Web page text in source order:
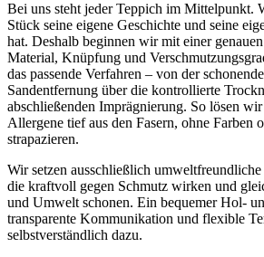
Bei uns steht jeder Teppich im Mittelpunkt.
Stück seine eigene Geschichte und seine
hat. Deshalb beginnen wir mit einer
Material, Knüpfung und
das passende Verfahren – von der
Sandentfernung über die kontrollierte
abschließenden Imprägnierung. So lösen
Allergene tief aus den Fasern, ohne Farben
strapazieren.
Wir setzen ausschließlich
die kraftvoll gegen Schmutz wirken und
und Umwelt schonen. Ein bequemer Hol-
transparente Kommunikation und flexible
selbstverständlich dazu.